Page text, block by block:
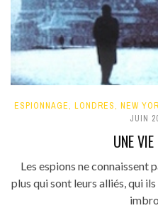
ESPIONNAGE, LONDRES, NEW
JUIN
UNE
Les espions ne connaissent
plus qui sont leurs alliés, qui